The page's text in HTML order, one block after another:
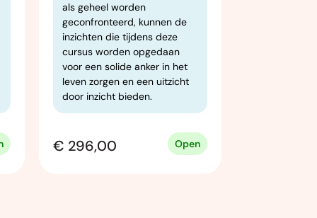
als geheel worden
geconfronteerd, kunnen de
inzichten die tijdens deze
cursus worden opgedaan
voor een solide anker in het
leven zorgen en een uitzicht
door inzicht bieden.
€ 296,00 Open